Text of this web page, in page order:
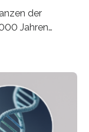
der
Jahren
Studie eines
die heutige
im